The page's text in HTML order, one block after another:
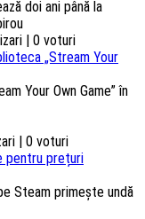
| 0 voturi
„Stream Your
Your Own Game” în
| 0 voturi
pentru prețuri
Steam primește undă